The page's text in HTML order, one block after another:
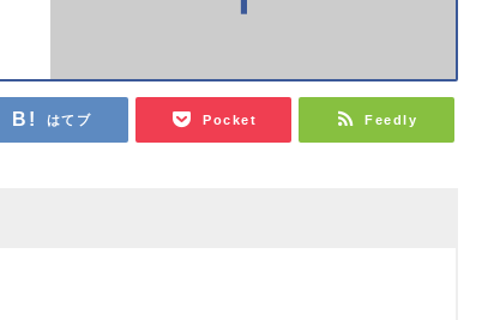
はてブ Pocket Feedly